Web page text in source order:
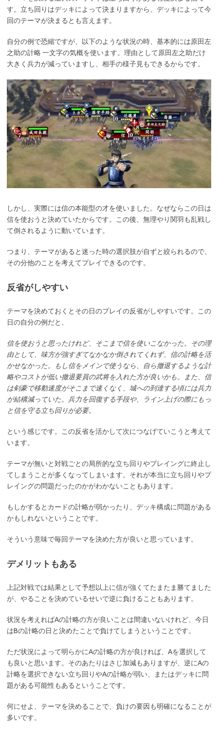
す。立ち回りはデッキによって決まりますから、デッキによって今
回のテーマが決まるとも言えます。
自分の例で恐縮ですが、以下のような状況の時、基本的には原田左
之助の計略 一文字の気概を使います。理由として原田左之助だけ
大きく兵力が減っていますし、相手の様子見もできるからです。
しかし、実際には信の本能型の才を使いました。なぜならこの日は
信を使おうと決めていたからです。この後、無理やり関羽も乱戦し
て倒されるように動いています。
つまり、テーマがあると迷った時の選択肢が自ずと絞られるので、
その分他のことを考えてプレイできるのです。
反省がしやすい
テーマを決めておくとその日のプレイの反省がしやすいです。この
日の自分の例だと、
信を使おうと思ったけれど、そこまで信を使いこなかった。その理
由として、味方が強すぎてなかなか倒されてくれず、信の計略を活
かせなかった。もし信をメインで使うなら、自ら撤退するような計
略やコストが低い撤退要員の武将を入れた方が良いかも。また、信
は剣豪で移動速度がそこまで速くなく、城への到達する頃には兵力
が結構減っていた。兵力を回復する手段や、ライン上げの際にもっ
と信を守る立ち回りが必要。
という感じです。この反省を活かして次につなげていこうと考えて
います。
テーマが無いと対戦ごとの局所的な立ち回りやプレイングに終止し
てしまうことが多くなってしまいます。それが本当に立ち回りやプ
レイングの問題だったのかがわかないこともあります。
もしかするとカードの計略が弱かったり、デッキ構成に問題がある
かもしれないということです。
そういう意味で毎回テーマを決めた方が良いと思っています。
デメリットもある
上記対戦では結果として予想以上に信が強くてたまたま勝てました
が、やることを決めているせいで逆に負けることもあります。
状況を考えればAの計略の方が良いことは間違いないけれど、今日
はBの計略の日と決めたことで負けてしまうということです。
ただ状況によって明らかにAの計略の方が良ければ、Aを選択して
も良いと思います。そのあたりはさじ加減もありますが、逆にAの
計略を選択できない立ち回りやAの計略が弱い、またはデッキに問
題がある可能性もあるということです。
何にせよ、テーマを決めることで、負けの要因も明確になることが
多いです。